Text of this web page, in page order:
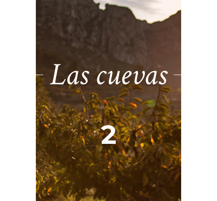
Las cuevas
2